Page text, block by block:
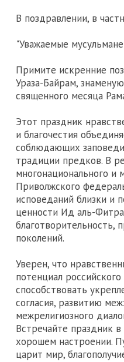
В поздравлении, в
"Уважаемые
Примите искренние
Ураза-Байрам,
священного месяца
Этот праздник
и благочестия
соблюдающих
традиции предков. В
многонационального и
Приволжского
исповеданий близки и
ценности Ид аль-
благотворительность,
поколений.
Уверен, что
потенциал
способствовать
согласия, развитию
межрелигиозного
Встречайте праздник
хорошем настроении.
царит мир,